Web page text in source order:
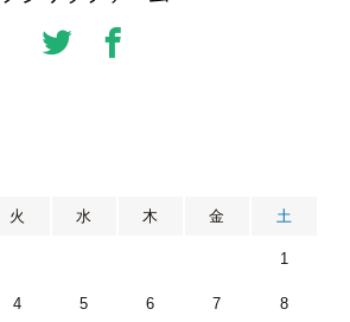
火 水 木 金 土
1
4 5 6 7 8